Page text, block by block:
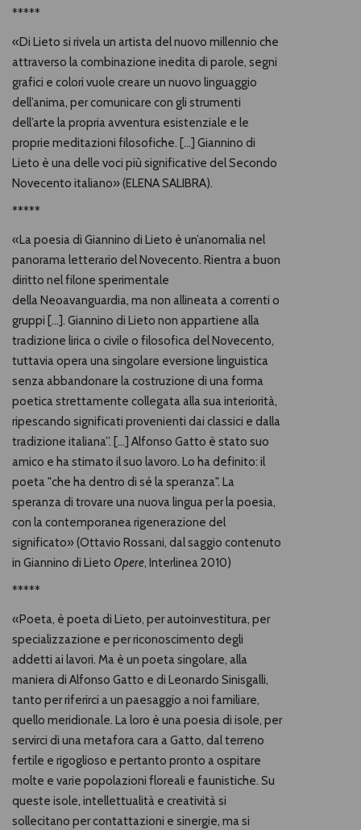
*****
«Di Lieto si rivela un artista del nuovo millennio che
attraverso la combinazione inedita di parole, segni
grafici e colori vuole creare un nuovo linguaggio
dell’anima, per comunicare con gli strumenti
dell’arte la propria avventura esistenziale e le
proprie meditazioni filosofiche. […] Giannino di
Lieto è una delle voci più significative del Secondo
Novecento italiano» (ELENA SALIBRA).
*****
«La poesia di Giannino di Lieto è un’anomalia nel
panorama letterario del Novecento. Rientra a buon
diritto nel filone sperimentale
della Neoavanguardia, ma non allineata a correnti o
gruppi […]. Giannino di Lieto non appartiene alla
tradizione lirica o civile o filosofica del Novecento,
tuttavia opera una singolare eversione linguistica
senza abbandonare la costruzione di una forma
poetica strettamente collegata alla sua interiorità,
ripescando significati provenienti dai classici e dalla
tradizione italiana”. […] Alfonso Gatto è stato suo
amico e ha stimato il suo lavoro. Lo ha definito: il
poeta "che ha dentro di sé la speranza". La
speranza di trovare una nuova lingua per la poesia,
con la contemporanea rigenerazione del
significato» (Ottavio Rossani, dal saggio contenuto
in Giannino di Lieto Opere, Interlinea 2010)
*****
«Poeta, è poeta di Lieto, per autoinvestitura, per
specializzazione e per riconoscimento degli
addetti ai lavori. Ma è un poeta singolare, alla
maniera di Alfonso Gatto e di Leonardo Sinisgalli,
tanto per riferirci a un paesaggio a noi familiare,
quello meridionale. La loro è una poesia di isole, per
servirci di una metafora cara a Gatto, dal terreno
fertile e rigoglioso e pertanto pronto a ospitare
molte e varie popolazioni floreali e faunistiche. Su
queste isole, intellettualità e creatività si
sollecitano per contattazioni e sinergie, ma si